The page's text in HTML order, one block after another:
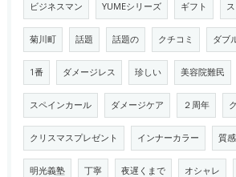
ビジネスマン YUMEシリーズ ギフト
菊川町 話題 話題の クチコミ ダブ
1番 ダメージレス 珍しい 美容院難民
スペインカール ダメージケア ２周年
クリスマスプレゼント インナーカラー 質感
明光義塾 丁寧 夜遅くまで オシャレ